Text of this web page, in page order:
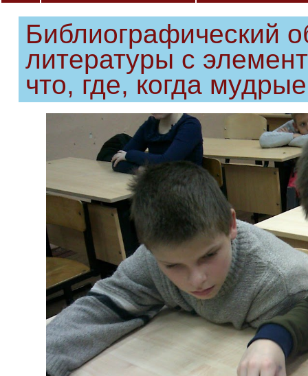
Библиографический
литературы с
что, где, когда